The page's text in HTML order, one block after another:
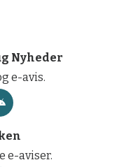
Nyheder
e-avis.
e-aviser.